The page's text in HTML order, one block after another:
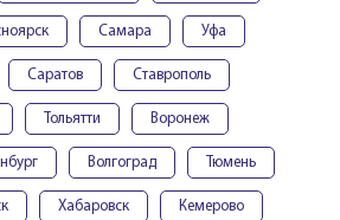
Самара Уфа
Саратов Ставрополь
Тольятти Воронеж
Волгоград Тюмень
Хабаровск Кемерово